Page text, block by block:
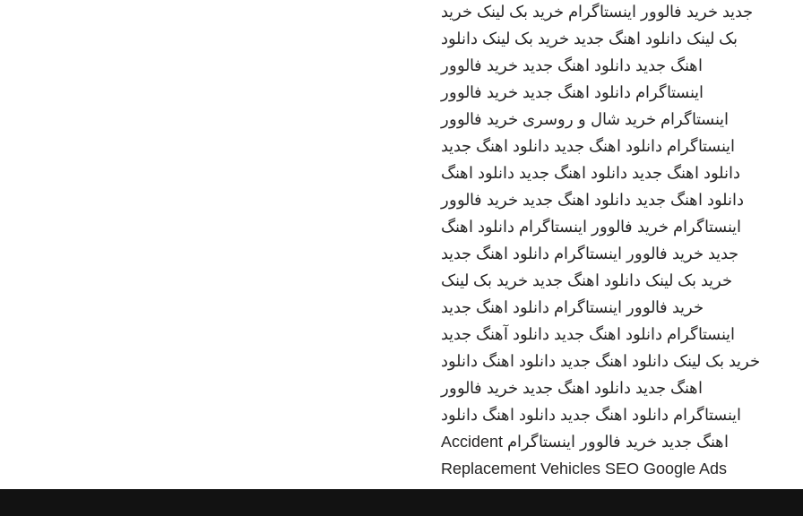
جدید خرید فالوور اینستاگرام خرید بک لینک خرید
بک لینک دانلود اهنگ جدید خرید بک لینک دانلود
اهنگ جدید دانلود اهنگ جدید خرید فالوور
اینستاگرام دانلود اهنگ جدید خرید فالوور
اینستاگرام خرید شال و روسری خرید فالوور
اینستاگرام دانلود اهنگ جدید دانلود اهنگ جدید
دانلود اهنگ جدید دانلود اهنگ جدید دانلود اهنگ
دانلود اهنگ جدید دانلود اهنگ جدید خرید فالوور
اینستاگرام خرید فالوور اینستاگرام دانلود اهنگ
جدید خرید فالوور اینستاگرام دانلود اهنگ جدید
خرید بک لینک دانلود اهنگ جدید خرید بک لینک
خرید فالوور اینستاگرام دانلود اهنگ جدید
اینستاگرام دانلود اهنگ جدید دانلود آهنگ جدید
خرید بک لینک دانلود اهنگ جدید دانلود اهنگ دانلود
اهنگ جدید دانلود اهنگ جدید خرید فالوور
اینستاگرام دانلود اهنگ جدید دانلود اهنگ دانلود
اهنگ جدید خرید فالوور اینستاگرام Accident
Replacement Vehicles SEO Google Ads